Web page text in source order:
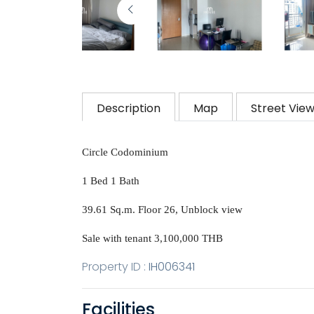
Description Map Street View
Circle Codominium
1 Bed 1 Bath
39.61 Sq.m. Floor 26, Unblock view
Sale with tenant 3,100,000 THB
Property ID : IH006341